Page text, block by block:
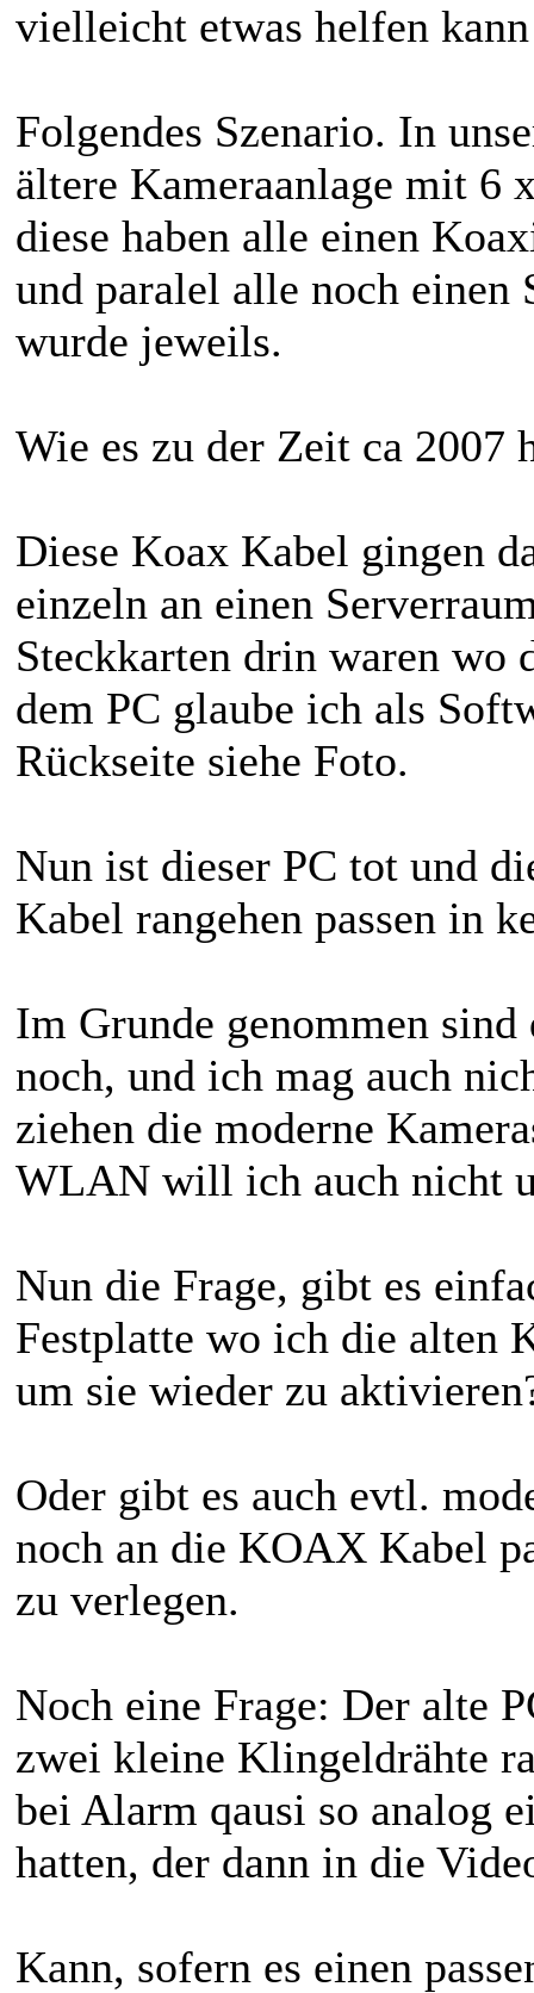
vielleicht etwas helfen
Folgendes Szenario. In
ältere Kameraanlage mit 6
diese haben alle einen
und paralel alle noch einen
wurde jeweils.
Wie es zu der Zeit ca 2007
Diese Koax Kabel gingen
einzeln an einen
Steckkarten drin waren wo
dem PC glaube ich als
Rückseite siehe Foto.
Nun ist dieser PC tot und
Kabel rangehen passen in
Im Grunde genommen
noch, und ich mag auch
ziehen die moderne
WLAN will ich auch nicht
Nun die Frage, gibt es
Festplatte wo ich die alten
um sie wieder zu
Oder gibt es auch evtl.
noch an die KOAX Kabel
zu verlegen.
Noch eine Frage: Der alte
zwei kleine Klingeldrähte
bei Alarm qausi so analog
hatten, der dann in die
Kann, sofern es einen